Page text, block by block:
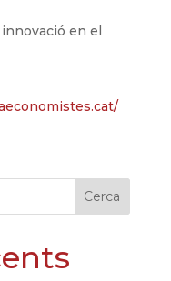
en el
Cerca